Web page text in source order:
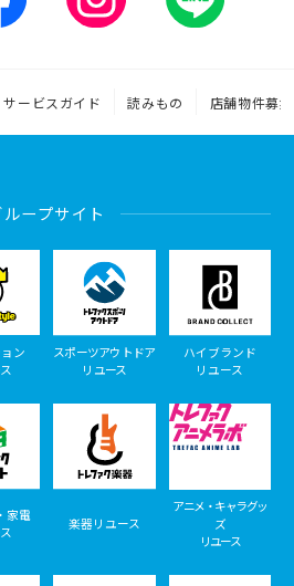
サービスガイド 読みもの 店舗物件募集
ループサイト
ン
スポーツアウトドア
リユース
ハイブランド
リユース
家電
楽器リユース
アニメ・キャラグッ
ズ
リユース